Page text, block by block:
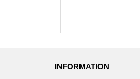
INFORMATION